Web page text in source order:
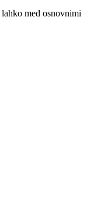
med osnovnimi